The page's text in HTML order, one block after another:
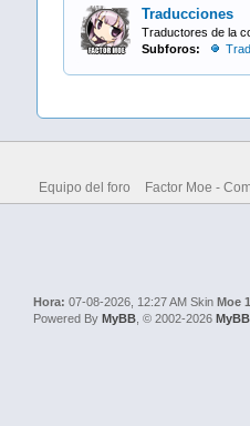
Traducciones
Traductores de la
Subforos:
Equipo del foro Factor Moe -
Hora: 07-08-2026, 12:27 AMSkin Moe
Powered By MyBB , © 2002-2026